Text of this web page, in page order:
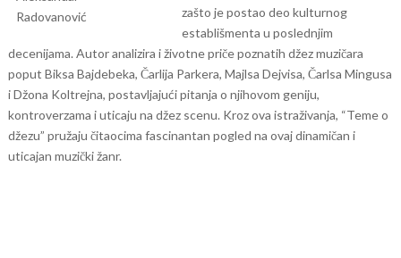
zašto je postao deo kulturnog
establišmenta u poslednjim
decenijama. Autor analizira i životne priče poznatih džez muzičara
poput Biksa Bajdebeka, Čarlija Parkera, Majlsa Dejvisa, Čarlsa Mingusa
i Džona Koltrejna, postavljajući pitanja o njihovom geniju,
kontroverzama i uticaju na džez scenu. Kroz ova istraživanja, “Teme o
džezu” pružaju čitaocima fascinantan pogled na ovaj dinamičan i
uticajan muzički žanr.